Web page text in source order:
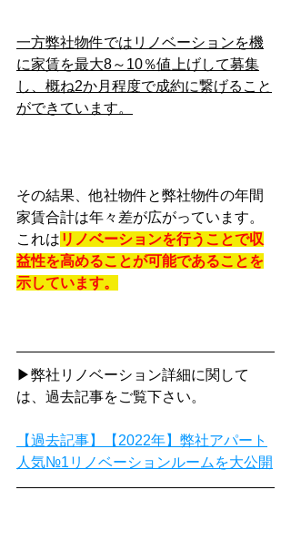
一方弊社物件ではリノベーションを機
に家賃を最大8～10％値上げして募集
し、概ね2か月程度で成約に繋げること
ができています。
その結果、他社物件と弊社物件の年間
家賃合計は年々差が広がっています。
これは リノベーションを行うことで収
益性を高めることが可能であることを
示しています。
▶弊社リノベーション詳細に関して
は、過去記事をご覧下さい。
【過去記事】【2022年】弊社アパート
人気№1リノベーションルームを大公開